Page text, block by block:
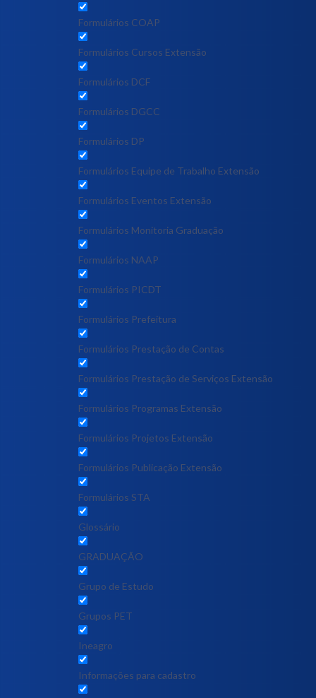
Formulários COAP
Formulários Cursos Extensão
Formulários DCF
Formulários DGCC
Formulários DP
Formulários Equipe de Trabalho Extensão
Formulários Eventos Extensão
Formulários Monitoria Graduação
Formulários NAAP
Formulários PICDT
Formulários Prefeitura
Formulários Prestação de Contas
Formulários Prestação de Serviços Extensão
Formulários Programas Extensão
Formulários Projetos Extensão
Formulários Publicação Extensão
Formulários STA
Glossário
GRADUAÇÃO
Grupo de Estudo
Grupos PET
Ineagro
Informações para cadastro